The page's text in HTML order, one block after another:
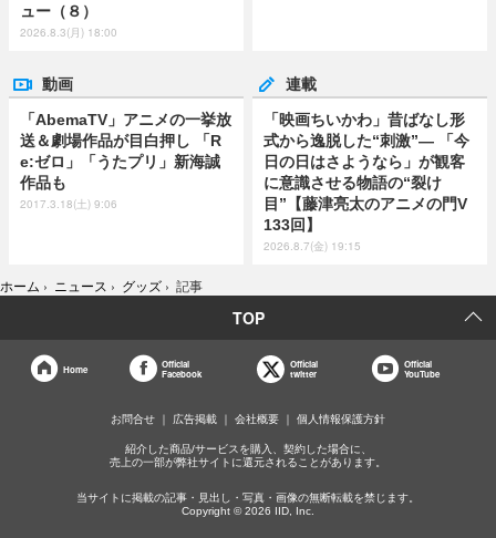
ュー（８）
2026.8.3(月) 18:00
動画
「AbemaTV」アニメの一挙放
送＆劇場作品が目白押し 「R
e:ゼロ」「うたプリ」新海誠
作品も
2017.3.18(土) 9:06
連載
「映画ちいかわ」昔ばなし形
式から逸脱した“刺激”― 「今
日の日はさようなら」が観客
に意識させる物語の“裂け
目”【藤津亮太のアニメの門V
133回】
2026.8.7(金) 19:15
ホーム › ニュース › グッズ › 記事
TOP
Home
Official
Facebook
Official
twitter
Official
YouTube
お問合せ 広告掲載 会社概要 個人情報保護方針
紹介した商品/サービスを購入、契約した場合に、
売上の一部が弊社サイトに還元されることがあります。
当サイトに掲載の記事・見出し・写真・画像の無断転載を禁じます。
Copyright © 2026 IID, Inc.